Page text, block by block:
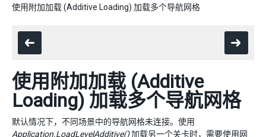
使用附加加载 (Additive Loading) 加载多个导航网格
使用附加加载 (Additive
Loading) 加载多个导航网格
默认情况下，不同场景中的导航网格未连接。使用
Application.LoadLevelAdditive()加载另一个关卡时，需要使用网